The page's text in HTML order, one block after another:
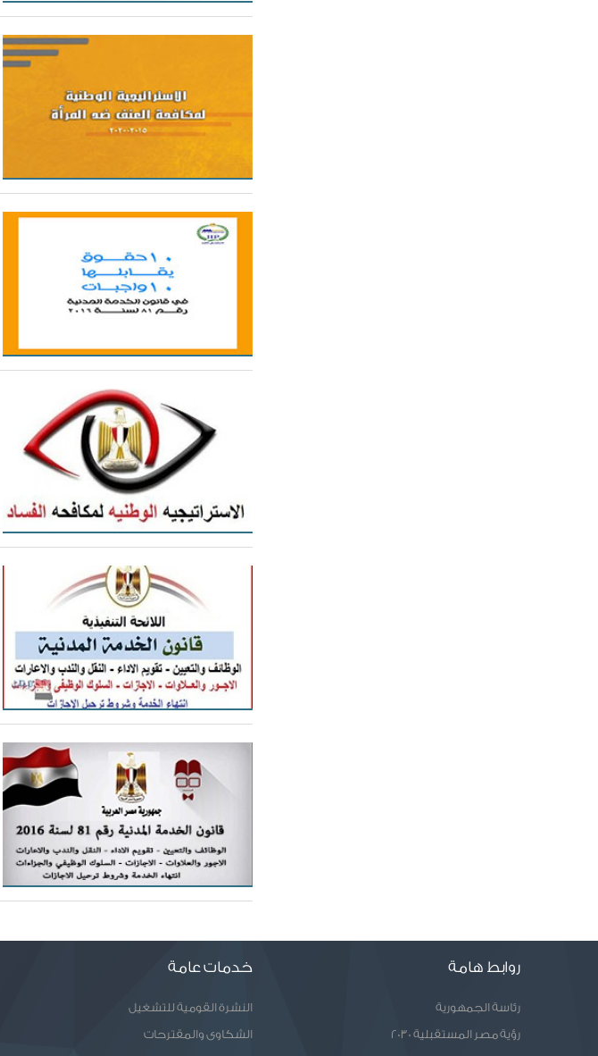
روابط هامة
رئاسة الجمهورية
رؤية مصر المستقبلية 2030
خدمات عامة
النشرة القومية للتشغيل
الشكاوى والمقترحات